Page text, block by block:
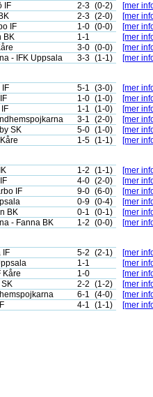
IF 2-3 (0-2)
[mer
2-3 (2-0)
[mer
IF 1-0 (0-0)
[mer
BK 1-1
[mer
3-0 (0-0)
[mer
- IFK Uppsala 3-3 (1-1) [mer
IF 5-1 (3-0)
[mer
1-0 (1-0)
[mer
1-1 (1-0)
[mer
3-1 (2-0)
[mer
SK 5-0 (1-0)
[mer
1-5 (1-1) [mer
1-2 (1-1)
[mer
4-0 (2-0)
[mer
IF 9-0 (6-0)
[mer
0-9 (0-4)
[mer
BK 0-1 (0-1)
[mer
- Fanna BK 1-2 (0-0) [mer
IF 5-2 (2-1)
[mer
1-1
[mer
Kåre 1-0
[mer
SK 2-2 (1-2)
[mer
6-1 (4-0)
[mer
4-1 (1-1) [mer